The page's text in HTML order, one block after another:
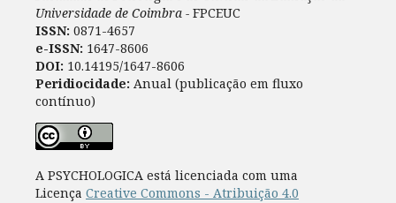
Universidade de Coimbra - FPCEUC
ISSN: 0871-4657
e-ISSN: 1647-8606
DOI: 10.14195/1647-8606
Peridiocidade: Anual (publicação em fluxo
contínuo)
A PSYCHOLOGICA está licenciada com uma
Licença Creative Commons - Atribuição 4.0